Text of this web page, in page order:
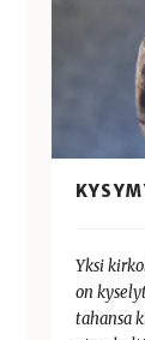
Yksi
on
tahansa